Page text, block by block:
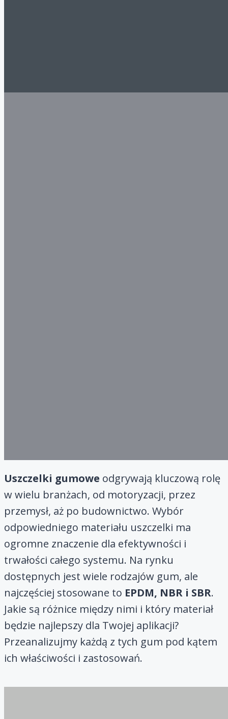
Uszczelki gumowe odgrywają kluczową rolę
w wielu branżach, od motoryzacji, przez
przemysł, aż po budownictwo. Wybór
odpowiedniego materiału uszczelki ma
ogromne znaczenie dla efektywności i
trwałości całego systemu. Na rynku
dostępnych jest wiele rodzajów gum, ale
najczęściej stosowane to EPDM, NBR i SBR.
Jakie są różnice między nimi i który materiał
będzie najlepszy dla Twojej aplikacji?
Przeanalizujmy każdą z tych gum pod kątem
ich właściwości i zastosowań.